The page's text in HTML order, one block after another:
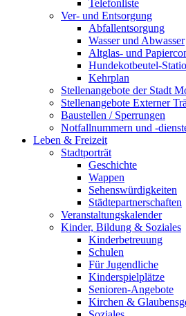
Telefonliste
Ver- und Entsorgung
Abfallentsorgung
Wasser und Abwasser
Altglas- und
Hundekotbeutel-
Kehrplan
Stellenangebote der Stadt
Stellenangebote Externer
Baustellen / Sperrungen
Notfallnummern und -
Leben & Freizeit
Stadtporträt
Geschichte
Wappen
Sehenswürdigkeiten
Städtepartnerschaften
Veranstaltungskalender
Kinder, Bildung & Soziales
Kinderbetreuung
Schulen
Für Jugendliche
Kinderspielplätze
Senioren-Angebote
Kirchen &